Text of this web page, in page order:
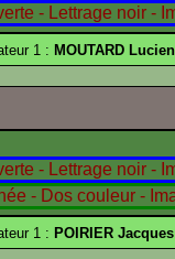
1 : MOUTARD Lucien
1 : POIRIER Jacques